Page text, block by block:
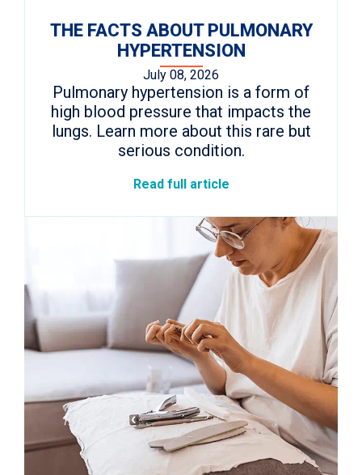
THE FACTS ABOUT PULMONARY
HYPERTENSION
July 08, 2026
Pulmonary hypertension is a form of
high blood pressure that impacts the
lungs. Learn more about this rare but
serious condition.
Read full article